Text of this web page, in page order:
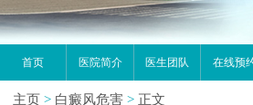
首页 医院简介 医生团队 在线预
主页 > 白癜风危害 > 正文